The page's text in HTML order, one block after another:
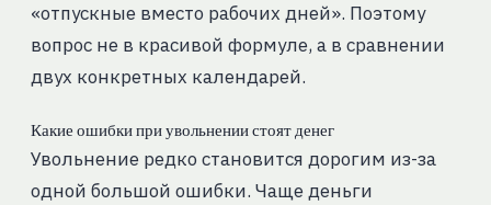
«отпускные вместо рабочих дней». Поэтому
вопрос не в красивой формуле, а в сравнении
двух конкретных календарей.
Какие ошибки при увольнении стоят денег
Увольнение редко становится дорогим из-за
одной большой ошибки. Чаще деньги